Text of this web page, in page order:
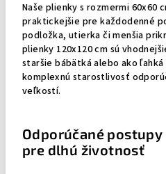
Naše plienky s rozmermi 60x60
praktickejšie pre každodenné
podložka, utierka či menšia
plienky 120x120 cm sú
staršie bábätká alebo ako
komplexnú starostlivosť
veľkostí.
Odporúčané postupy
pre dlhú životnosť